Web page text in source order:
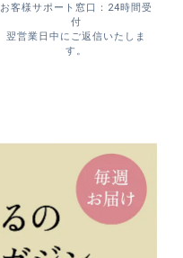
お客様サポート窓口：24時間受
付
翌営業日中にご返信いたしま
す。